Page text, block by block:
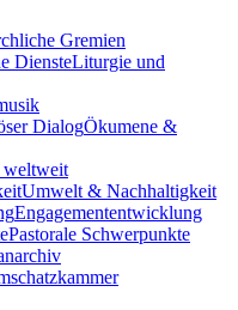
Gremien
Liturgie und
Ökumene &
Umwelt & Nachhaltigkeit
Engagemententwicklung
Pastorale Schwerpunkte